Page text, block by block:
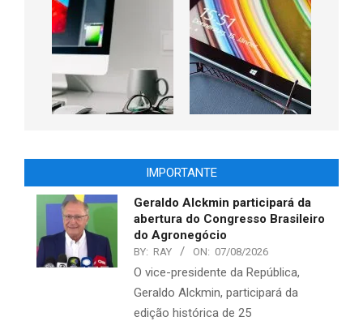
IMPORTANTE
Geraldo Alckmin participará da
abertura do Congresso Brasileiro
do Agronegócio
BY: RAY ON: 07/08/2026
O vice-presidente da República,
Geraldo Alckmin, participará da
edição histórica de 25